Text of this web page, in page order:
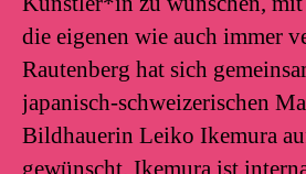
die eigenen wie auch immer
Rautenberg hat sich
japanisch-schweizerischen
Bildhauerin Leiko Ikemura
gewünscht. Ikemura ist